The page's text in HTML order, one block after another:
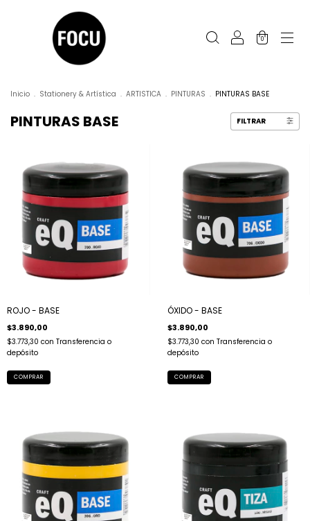
0
Inicio . Stationery & Artística . ARTISTICA . PINTURAS . PINTURAS BASE
PINTURAS BASE FILTRAR
ROJO - BASE
$3.890,00
$3.773,30 con Transferencia o
depósito
ÓXIDO - BASE
$3.890,00
$3.773,30 con Transferencia o
depósito